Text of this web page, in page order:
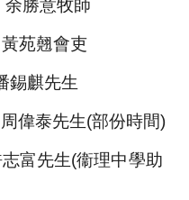
勝意牧師
黃苑翹會吏
錫麒先生
泰先生(部份時間)
先生(衞理中學助